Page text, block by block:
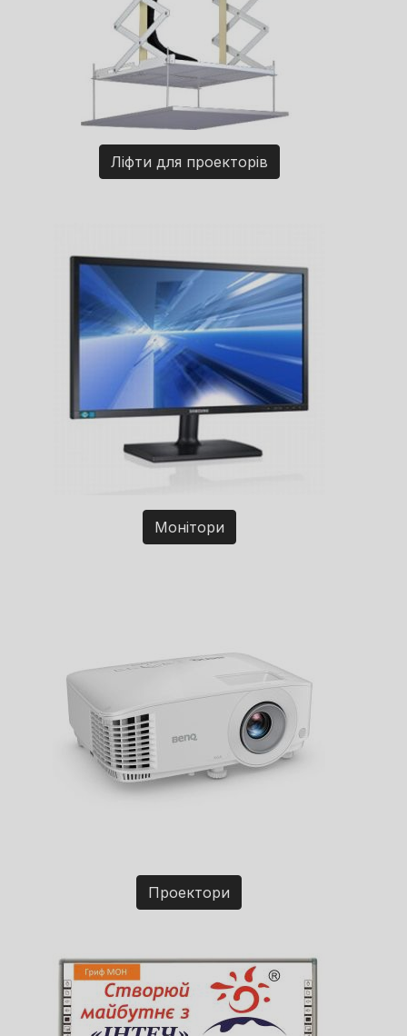
Ліфти для проекторів
Монітори
Проектори